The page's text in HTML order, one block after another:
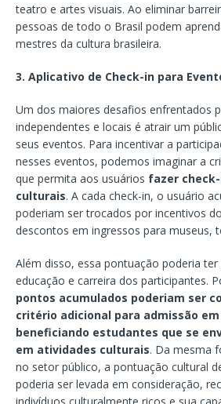
teatro e artes visuais. Ao eliminar
pessoas de todo o Brasil podem
mestres da cultura brasileira.
3. Aplicativo de Check-in para
Um dos maiores desafios enfrentados
independentes e locais é atrair um
seus eventos. Para incentivar a
nesses eventos, podemos imaginar a
que permita aos usuários fazer
culturais. A cada check-in, o usuário
poderiam ser trocados por incentivos
descontos em ingressos para museus,
Além disso, essa pontuação poderia
educação e carreira dos participantes.
pontos acumulados poderiam ser
critério adicional para admissão
beneficiando estudantes que se
em atividades culturais. Da mesma
no setor público, a pontuação cultural
poderia ser levada em consideração,